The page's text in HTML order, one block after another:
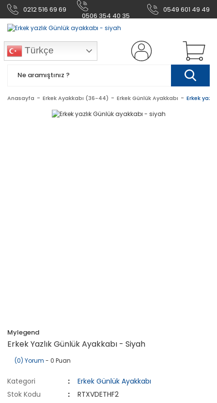
0212 516 69 69
0506 354 40 35
0549 601 49 49
Türkçe
Anasayfa Erkek Ayakkabı (36-44) Erkek Günlük Ayakkabı Erkek
Mylegend
Erkek Yazlık Günlük Ayakkabı - Siyah
(0) Yorum - 0 Puan
Kategori
Erkek Günlük Ayakkabı
Stok Kodu
RTXVDETHF2